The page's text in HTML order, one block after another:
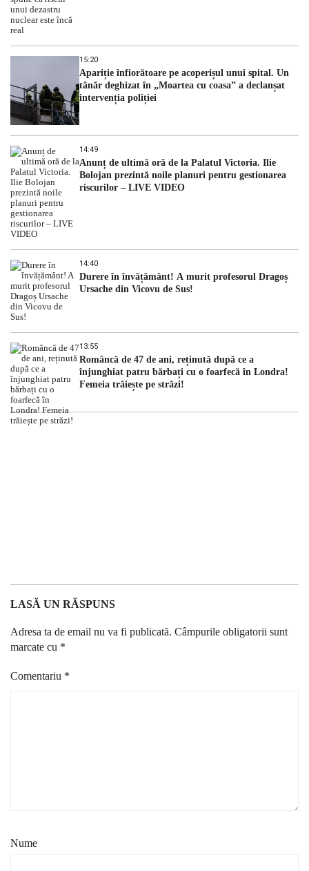
15:20
Apariție înfiorătoare pe acoperișul unui spital. Un
tânăr deghizat în „Moartea cu coasa” a declanșat
intervenția poliției
14:49
Anunț de ultimă oră de la Palatul Victoria. Ilie
Bolojan prezintă noile planuri pentru gestionarea
riscurilor – LIVE VIDEO
14:40
Durere în învățământ! A murit profesorul Dragoș
Ursache din Vicovu de Sus!
13:55
Româncă de 47 de ani, reținută după ce a
înjunghiat patru bărbați cu o foarfecă în Londra!
Femeia trăiește pe străzi!
LASĂ UN RĂSPUNS
Adresa ta de email nu va fi publicată. Câmpurile obligatorii sunt
marcate cu *
Comentariu *
Nume